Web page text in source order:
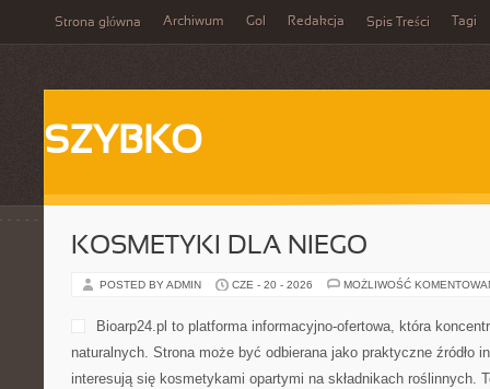
Strona główna Archiwum Gol Redakcja Spis Treści Tagi
SZYBKO
KOSMETYKI DLA NIEGO
POSTED BY ADMIN CZE - 20 - 2026 MOŻLIWOŚĆ
Bioarp24.pl to platforma informacyjno-ofertowa, która
naturalnych. Strona może być odbierana jako praktyczne źródło
interesują się kosmetykami opartymi na składnikach roślinnych.